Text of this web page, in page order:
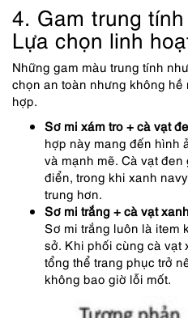
4. Gam trung
Lựa chọn linh
Những gam màu trung tính
chọn an toàn nhưng không
hợp.
Sơ mi xám tro + cà vạt
hợp này mang đến hình
và mạnh mẽ. Cà vạt
điển, trong khi xanh
trung hơn.
Sơ mi trắng + cà vạt
Sơ mi trắng luôn là item
sở. Khi phối cùng cà vạt
tổng thể trang phục trở
không bao giờ lỗi mốt.